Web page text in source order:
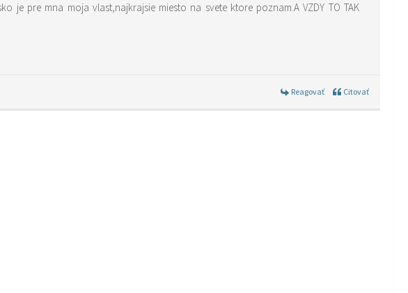
pre mna moja vlast,najkrajsie miesto na svete ktore poznam.A VZDY TO TAK
Reagovať Citovať